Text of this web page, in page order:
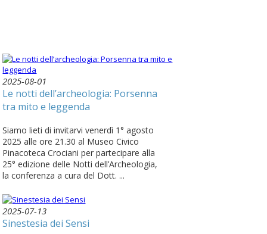
2025-08-01
Le notti dell’archeologia: Porsenna
tra mito e leggenda
Siamo lieti di invitarvi venerdì 1° agosto
2025 alle ore 21.30 al Museo Civico
Pinacoteca Crociani per partecipare alla
25° edizione delle Notti dell’Archeologia,
la conferenza a cura del Dott. ...
2025-07-13
Sinestesia dei Sensi